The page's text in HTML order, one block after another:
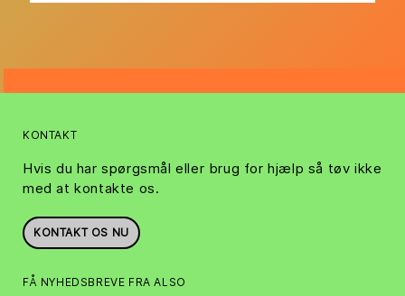
KONTAKT
Hvis du har spørgsmål eller brug for hjælp så tøv ikke
med at kontakte os.
KONTAKT OS NU
FÅ NYHEDSBREVE FRA ALSO